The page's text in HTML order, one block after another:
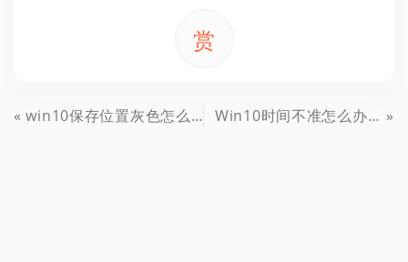
赏
win10保存位置灰色怎么办 Win10默认安装路径修改方法 Win10时间不准怎么办 Win10时间不同步解决办法